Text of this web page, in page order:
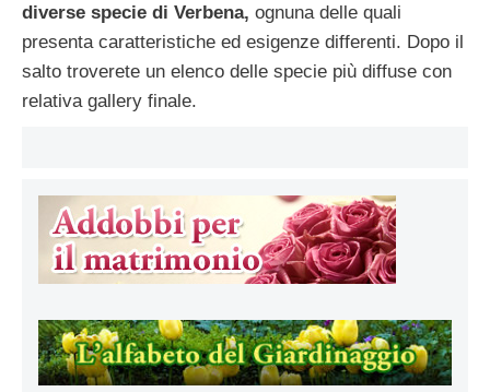
diverse specie di Verbena, ognuna delle quali
presenta caratteristiche ed esigenze differenti. Dopo il
salto troverete un elenco delle specie più diffuse con
relativa gallery finale.